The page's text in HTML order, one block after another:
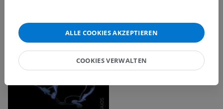
ALLE COOKIES AKZEPTIEREN
COOKIES VERWALTEN